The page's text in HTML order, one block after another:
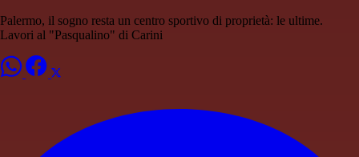
Palermo, il sogno resta un centro sportivo di proprietà: le ultime.
Lavori al "Pasqualino" di Carini